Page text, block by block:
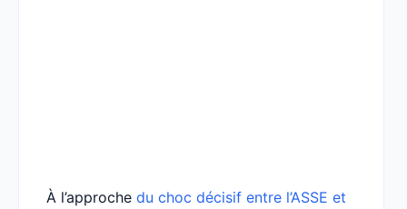
À l’approche du choc décisif entre l’ASSE et